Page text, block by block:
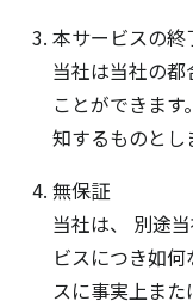
本サービスの終
当社は当社の
ことができま
知するものとし
無保証
当社は、 別途
ビスにつき如
スに事実上ま